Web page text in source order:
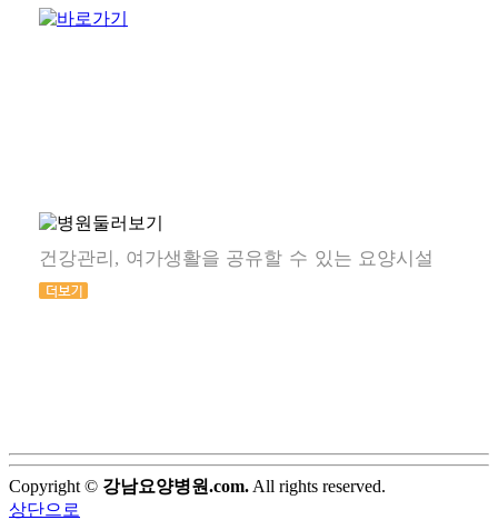
건강관리, 여가생활을 공유할 수 있는 요양시설
Copyright © 강남요양병원.com. All rights reserved.
상단으로